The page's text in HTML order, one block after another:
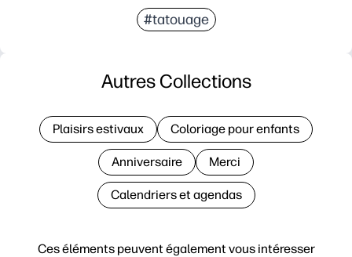
#tatouage
Ces éléments peuvent également vous intéresser
Autres Collections
Plaisirs estivaux Coloriage pour enfants
Anniversaire Merci
Calendriers et agendas